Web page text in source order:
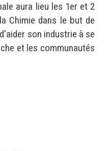
Plone
Zinnia
Wordpress
aura lieu les 1er et 2
Chimie dans le but de
son industrie à se
et les communautés